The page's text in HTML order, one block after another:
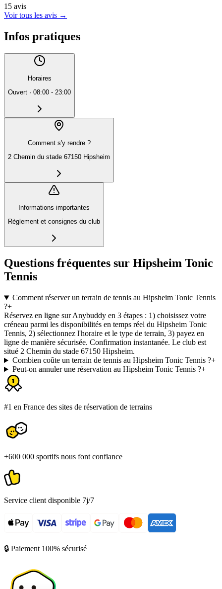
15 avis
Voir tous les avis →
Infos pratiques
Horaires
Ouvert · 08:00 - 23:00
Comment s'y rendre ?
2 Chemin du stade 67150 Hipsheim
Informations importantes
Règlement et consignes du club
Questions fréquentes sur Hipsheim Tonic
Tennis
Comment réserver un terrain de tennis au Hipsheim Tonic Tennis
?+
Réservez en ligne sur Anybuddy en 3 étapes : 1) choisissez votre
créneau parmi les disponibilités en temps réel du Hipsheim Tonic
Tennis, 2) sélectionnez l'horaire et le type de terrain, 3) payez en
ligne de manière sécurisée. Confirmation instantanée. Le club est
situé 2 Chemin du stade 67150 Hipsheim.
Combien coûte un terrain de tennis au Hipsheim Tonic Tennis ?+
Peut-on annuler une réservation au Hipsheim Tonic Tennis ?+
#1 en France des sites de réservation de terrains
+600 000 sportifs nous font confiance
Service client disponible 7j/7
🔒 Paiement 100% sécurisé